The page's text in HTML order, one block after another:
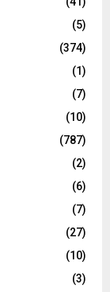
(5)
(374)
(1)
(7)
(10)
(787)
(2)
(6)
(7)
(27)
(10)
(3)